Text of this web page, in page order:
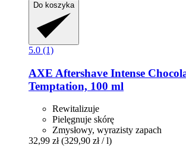
Do koszyka
5.0 (1)
AXE Aftershave Intense
Temptation, 100 ml
Rewitalizuje
Pielęgnuje skórę
Zmysłowy, wyrazisty zapach
32,99 zł (329,90 zł / l)